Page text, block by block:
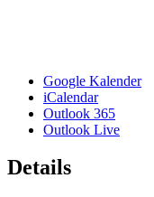
Google Kalender
iCalendar
Outlook 365
Outlook Live
Details